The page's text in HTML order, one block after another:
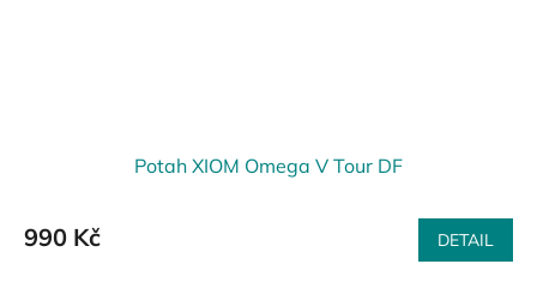
Potah XIOM Omega V Tour DF
990 Kč DETAIL